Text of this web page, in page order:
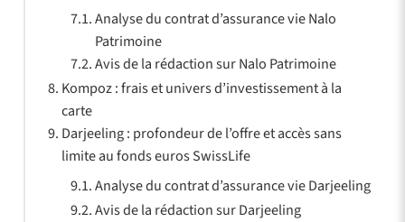
Analyse du contrat d’assurance vie Nalo
Patrimoine
Avis de la rédaction sur Nalo Patrimoine
Kompoz : frais et univers d’investissement à la
carte
Darjeeling : profondeur de l’offre et accès sans
limite au fonds euros SwissLife
Analyse du contrat d’assurance vie Darjeeling
Avis de la rédaction sur Darjeeling